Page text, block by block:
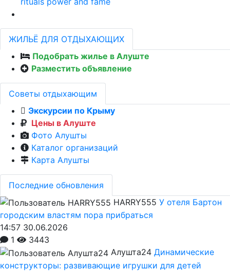
ЖИЛЬЁ ДЛЯ ОТДЫХАЮЩИХ
Подобрать жилье в Алуште
Разместить объявление
Советы отдыхающим
Экскурсии по Крыму
Цены в Алуште
Фото Алушты
Каталог организаций
Карта Алушты
Последние обновления
HARRY555 У отеля Бартон
городским властям пора прибраться
14:57 30.06.2026
1
3443
Алушта24 Динамические
конструкторы: развивающие игрушки для детей